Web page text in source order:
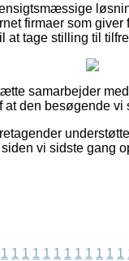
firmaer som
at tage stilling til
samarbejder
den besøgende vi
vi sidste gang
1 1 1 1 1 1 1 1 1 1 1 1